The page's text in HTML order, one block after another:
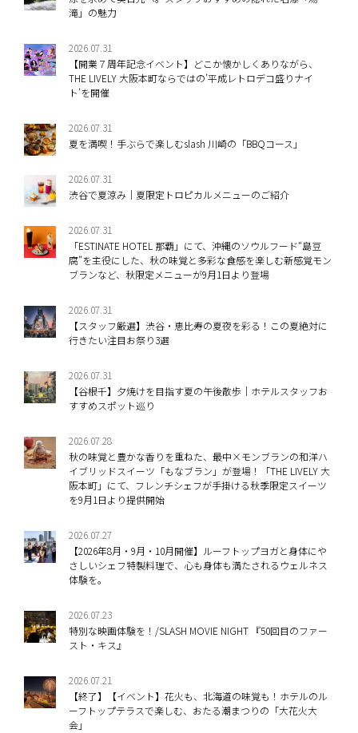
滝」の魅力
2026.07.31
【開業７周年記念イベント】どこか懐かしくありながら、
THE LIVELY 大阪本町ならではの’平成レトロデコ盛りナイ
ト’を開催
2026.07.31
夏を満喫！手ぶらで楽しむslash 川崎の「BBQコース」
2026.07.31
渋谷で夏涼み｜夏限定トロピカルメニューのご紹介
2026.07.31
「ESTINATE HOTEL 那覇」にて、沖縄のソウルフード“島豆
腐”を主役にした、秋の味覚と多彩な食感を楽しむ新感覚モン
ブランなど、秋限定メニューが9月1日より登場
2026.07.31
【スタッフ厳選】渋谷・恵比寿の夏夜を彩る！この夏絶対に
行きたい注目お祭り3選
2026.07.31
【谷根千】夕焼けを目指す夏の午後散歩｜ホテルスタッフお
すすめスポット巡り
2026.07.28
秋の味覚と豊かな香りを重ねた、最中×モンブランの和洋ハ
イブリッドスイーツ「もなブラン」が登場！「THE LIVELY 大
阪本町」にて、フレンチシェフが手掛ける秋季限定スイーツ
を9月1日より提供開始
2026.07.27
【2026年8月・9月・10月開催】ルーフトップヨガと身体にや
さしいシェフ特製料理で、心も身体も満たされるウェルネス
体験を。
2026.07.23
特別な映画体験を！/SLASH MOVIE NIGHT 『50回目のファー
スト・キス』
2026.07.21
【終了】【イベント】花火も、北海道の味覚も！ホテルのル
ーフトップテラスで楽しむ、おたる潮まつりの「大花火大
会」